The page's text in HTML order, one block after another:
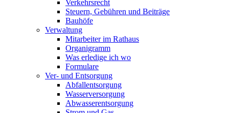
Verkehrsrecht
Steuern, Gebühren und Beiträge
Bauhöfe
Verwaltung
Mitarbeiter im Rathaus
Organigramm
Was erledige ich wo
Formulare
Ver- und Entsorgung
Abfallentsorgung
Wasserversorgung
Abwasserentsorgung